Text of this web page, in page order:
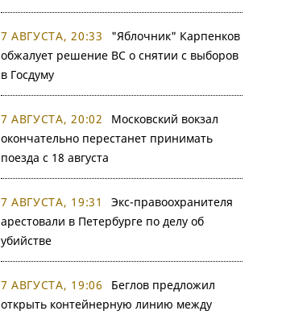
7 АВГУСТА, 20:33
"Яблочник" Карпенков
обжалует решение ВС о снятии с выборов
в Госдуму
7 АВГУСТА, 20:02
Московский вокзал
окончательно перестанет принимать
поезда с 18 августа
7 АВГУСТА, 19:31
Экс-правоохранителя
арестовали в Петербурге по делу об
убийстве
7 АВГУСТА, 19:06
Беглов предложил
открыть контейнерную линию между